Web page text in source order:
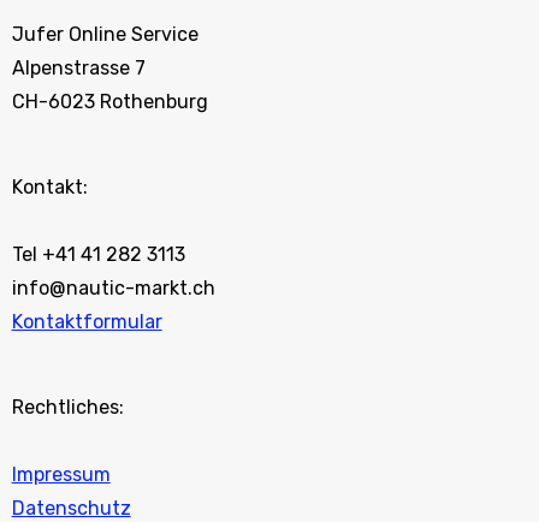
Jufer Online Service
Alpenstrasse 7
CH-6023 Rothenburg
Kontakt:
Tel +41 41 282 3113
info@nautic-markt.ch
Kontaktformular
Rechtliches:
Impressum
Datenschutz